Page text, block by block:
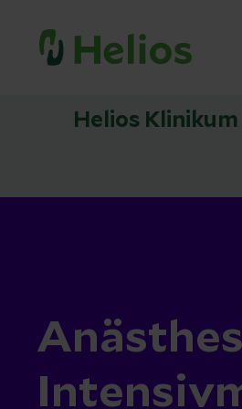
Helios